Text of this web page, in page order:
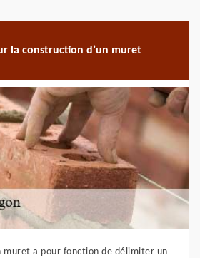
la construction d’un muret
muret a pour fonction de délimiter un